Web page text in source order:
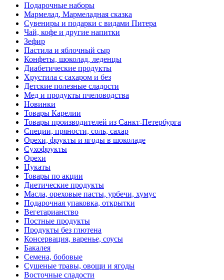
Подарочные наборы
Мармелад, Мармеладная сказка
Сувениры и подарки с видами Питера
Чай, кофе и другие напитки
Зефир
Пастила и яблочный сыр
Конфеты, шоколад, леденцы
Диабетические продукты
Хрустила с сахаром и без
Детские полезные сладости
Мед и продукты пчеловодства
Новинки
Товары Карелии
Товары производителей из Санкт-Петербурга
Специи, пряности, соль, сахар
Орехи, фрукты и ягоды в шоколаде
Сухофрукты
Орехи
Цукаты
Товары по акции
Диетические продукты
Масла, ореховые пасты, урбечи, хумус
Подарочная упаковка, открытки
Вегетарианство
Постные продукты
Продукты без глютена
Консервация, варенье, соусы
Бакалея
Семена, бобовые
Сушеные травы, овощи и ягоды
Восточные сладости